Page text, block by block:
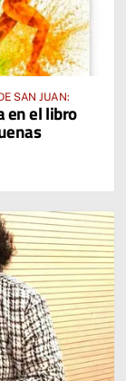
SAN JUAN:
en el libro